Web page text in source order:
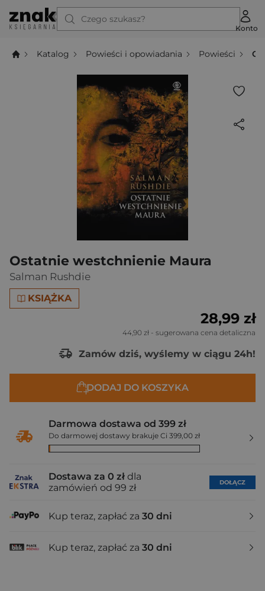
Czego szukasz?
Konto
Katalog Powieści i opowiadania Powieści
Ostatnie westchnienie Maura
Salman Rushdie
KSIĄŻKA
28,99 zł
44,90 zł - sugerowana cena detaliczna
Zamów dziś, wyślemy w ciągu 24h!
DODAJ DO KOSZYKA
Darmowa dostawa od 399 zł
Do darmowej dostawy brakuje Ci 399,00 zł
Dostawa za 0 zł dla
zamówień od 99 zł
DOŁĄCZ
Kup teraz, zapłać za 30 dni
Kup teraz, zapłać za 30 dni